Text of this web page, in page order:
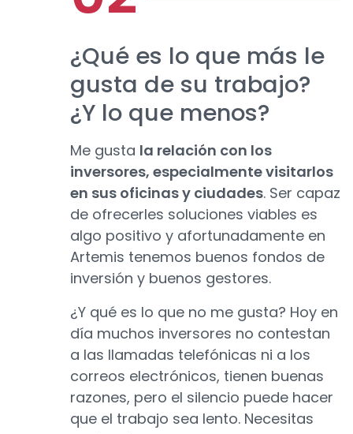
¿Qué es lo que más le
gusta de su trabajo?
¿Y lo que menos?
Me gusta la relación con los
inversores, especialmente visitarlos
en sus oficinas y ciudades. Ser capaz
de ofrecerles soluciones viables es
algo positivo y afortunadamente en
Artemis tenemos buenos fondos de
inversión y buenos gestores.
¿Y qué es lo que no me gusta? Hoy en
día muchos inversores no contestan
a las llamadas telefónicas ni a los
correos electrónicos, tienen buenas
razones, pero el silencio puede hacer
que el trabajo sea lento. Necesitas